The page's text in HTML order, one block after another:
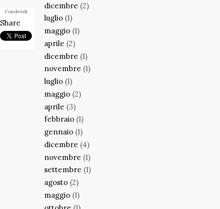
dicembre (2)
luglio (1)
maggio (1)
aprile (2)
dicembre (1)
novembre (1)
luglio (1)
maggio (2)
aprile (3)
febbraio (1)
gennaio (1)
dicembre (4)
novembre (1)
settembre (1)
agosto (2)
maggio (1)
Condividi
Share